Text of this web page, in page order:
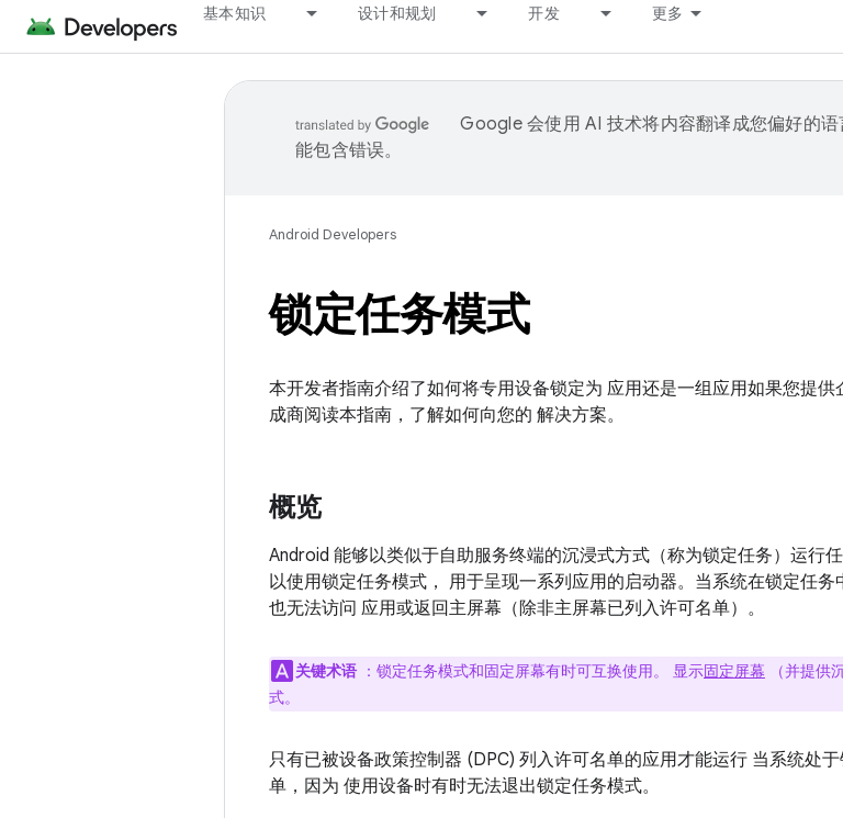
基本知识 设计和规划 开发 更多
Google 会使用 AI 技术将内容翻译成您偏好的
能包含错误。
Android Developers
锁定任务模式
本开发者指南介绍了如何将专用设备锁定为 应用还是一组应用如果您提
成商阅读本指南，了解如何向您的 解决方案。
概览
Android 能够以类似于自助服务终端的沉浸式方式（称为锁定任务）运行
以使用锁定任务模式， 用于呈现一系列应用的启动器。当系统在锁定任
也无法访问 应用或返回主屏幕（除非主屏幕已列入许可名单）。
关键术语 ：锁定任务模式和固定屏幕有时可互换使用。 显示固定屏幕 （并提供
式。
只有已被设备政策控制器 (DPC) 列入许可名单的应用才能运行 当系统处
单，因为 使用设备时有时无法退出锁定任务模式。